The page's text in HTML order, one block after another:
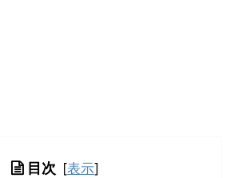
目次 [表示]